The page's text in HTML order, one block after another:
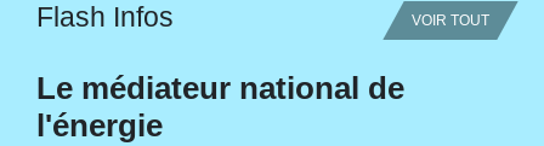
Flash Infos VOIR TOUT
Le médiateur national de
l'énergie